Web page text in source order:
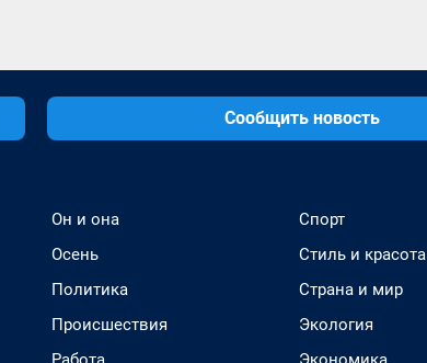
Сообщить новость
Он и она
Осень
Политика
Происшествия
Спорт
Стиль и красота
Страна и мир
Экология